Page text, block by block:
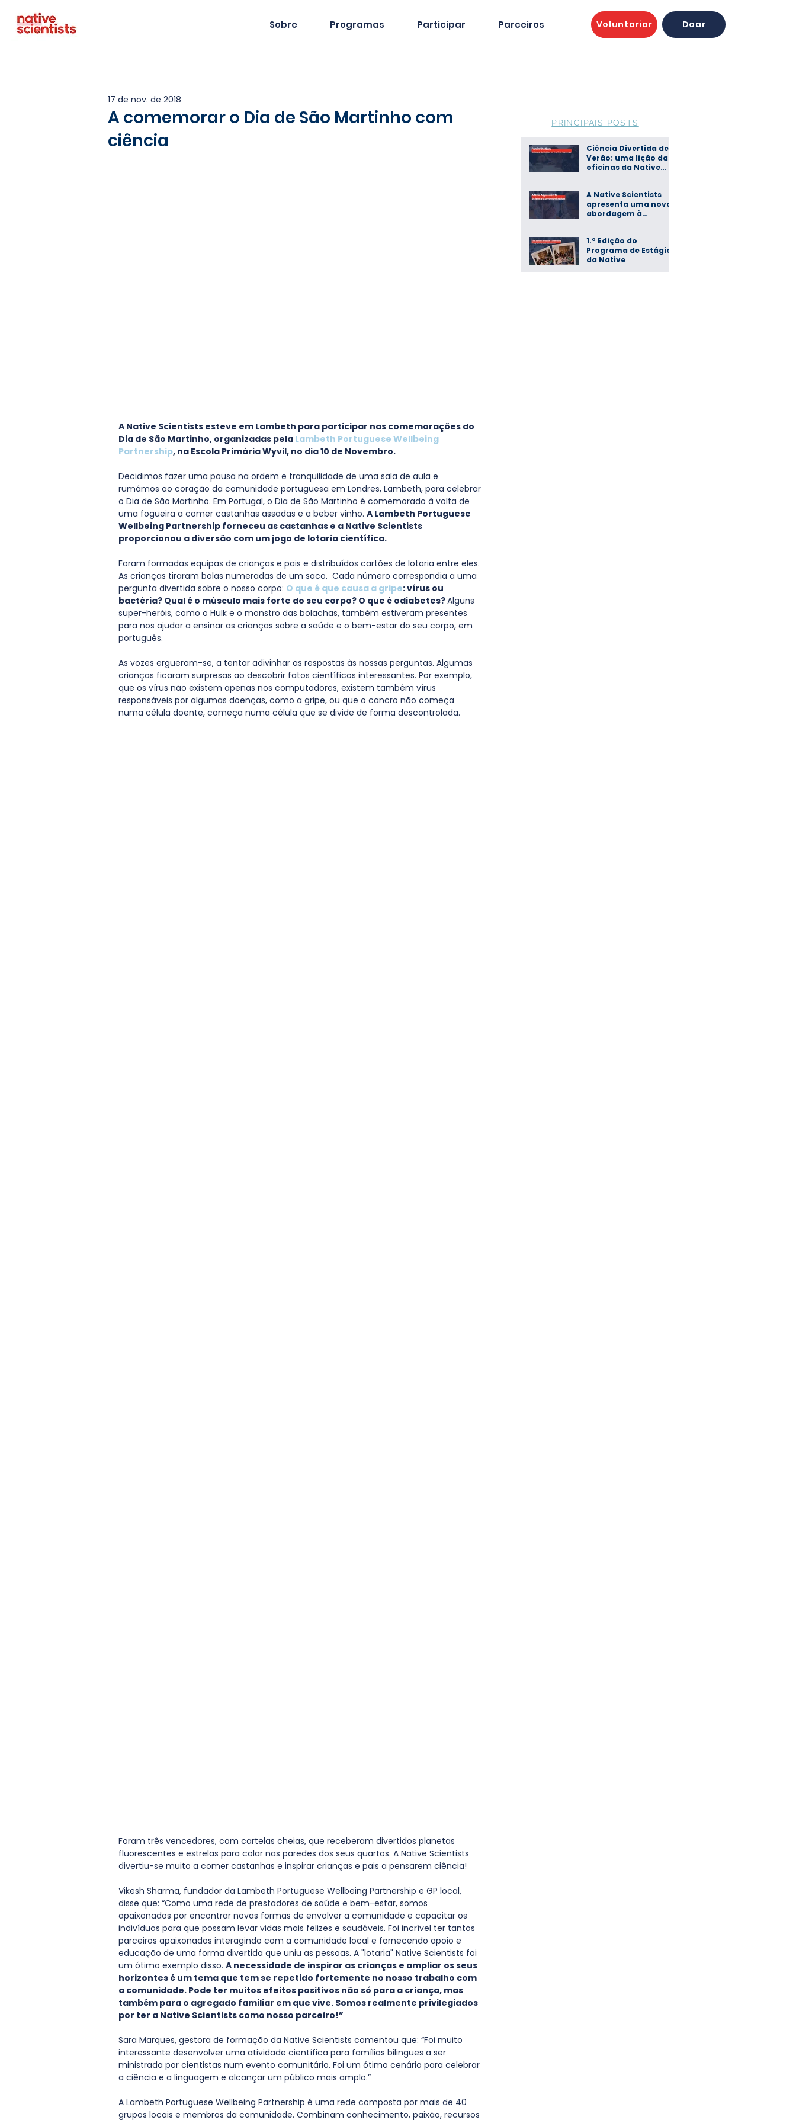
Sobre Programas Participar Parceiros Voluntariar Doar
A comemorar o Dia de São Martinho com
ciência
17 de nov. de 2018
A Native Scientists esteve em Lambeth para participar nas comemorações do
Dia de São Martinho, organizadas pela Lambeth Portuguese Wellbeing
Partnership, na Escola Primária Wyvil, no dia 10 de Novembro.
Decidimos fazer uma pausa na ordem e tranquilidade de uma sala de aula e
rumámos ao coração da comunidade portuguesa em Londres, Lambeth, para celebrar
o Dia de São Martinho. Em Portugal, o Dia de São Martinho é comemorado à volta de
uma fogueira a comer castanhas assadas e a beber vinho. A Lambeth Portuguese
Wellbeing Partnership forneceu as castanhas e a Native Scientists
proporcionou a diversão com um jogo de lotaria científica.
Foram formadas equipas de crianças e pais e distribuídos cartões de lotaria entre eles.
As crianças tiraram bolas numeradas de um saco.  Cada número correspondia a uma
pergunta divertida sobre o nosso corpo: O que é que causa a gripe: vírus ou
bactéria? Qual é o músculo mais forte do seu corpo? O que é odiabetes? Alguns
super-heróis, como o Hulk e o monstro das bolachas, também estiveram presentes
para nos ajudar a ensinar as crianças sobre a saúde e o bem-estar do seu corpo, em
português.
As vozes ergueram-se, a tentar adivinhar as respostas às nossas perguntas. Algumas
crianças ficaram surpresas ao descobrir fatos científicos interessantes. Por exemplo,
que os vírus não existem apenas nos computadores, existem também vírus
responsáveis ​​por algumas doenças, como a gripe, ou que o cancro não começa
numa célula doente, começa numa célula que se divide de forma descontrolada.
Foram três vencedores, com cartelas cheias, que receberam divertidos planetas
fluorescentes e estrelas para colar nas paredes dos seus quartos. A Native Scientists
divertiu-se muito a comer castanhas e inspirar crianças e pais a pensarem ciência!
Vikesh Sharma, fundador da Lambeth Portuguese Wellbeing Partnership e GP local,
disse que: “Como uma rede de prestadores de saúde e bem-estar, somos
apaixonados por encontrar novas formas de envolver a comunidade e capacitar os
indivíduos para que possam levar vidas mais felizes e saudáveis. Foi incrível ter tantos
parceiros apaixonados interagindo com a comunidade local e fornecendo apoio e
educação de uma forma divertida que uniu as pessoas. A "lotaria" Native Scientists foi
um ótimo exemplo disso. A necessidade de inspirar as crianças e ampliar os seus
horizontes é um tema que tem se repetido fortemente no nosso trabalho com
a comunidade. Pode ter muitos efeitos positivos não só para a criança, mas
também para o agregado familiar em que vive. Somos realmente privilegiados
por ter a Native Scientists como nosso parceiro!”
Sara Marques, gestora de formação da Native Scientists comentou que: “Foi muito
interessante desenvolver uma atividade científica para famílias bilingues a ser
ministrada por cientistas num evento comunitário. Foi um ótimo cenário para celebrar
a ciência e a linguagem e alcançar um público mais amplo.”
A Lambeth Portuguese Wellbeing Partnership é uma rede composta por mais de 40
grupos locais e membros da comunidade. Combinam conhecimento, paixão, recursos
PRINCIPAIS POSTS
Ciência Divertida de
Verão: uma lição das
oficinas da Native
A Native Scientists
apresenta uma nova
abordagem à
1.ª Edição do
Programa de Estágios
da Native